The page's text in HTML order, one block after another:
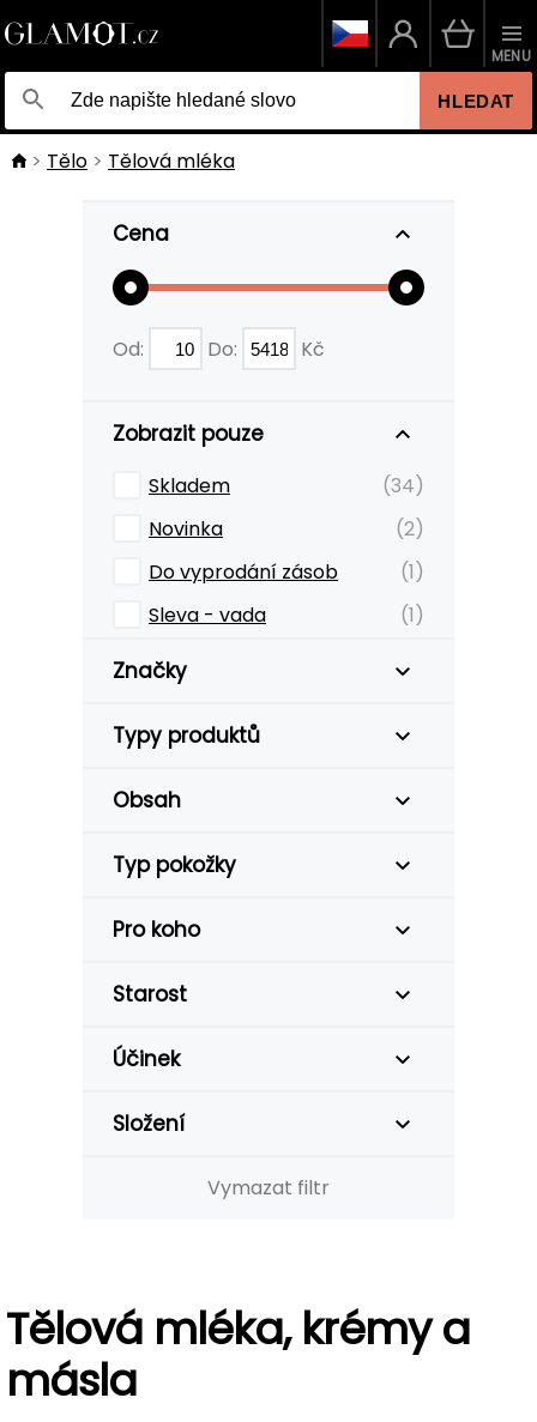
HLEDAT
MENU
Tělo Tělová mléka
Cena
Od: Do: Kč
Zobrazit pouze
Skladem
(34)
Novinka
(2)
Do vyprodání zásob
(1)
Sleva - vada
(1)
Značky
Typy produktů
Obsah
Typ pokožky
Pro koho
Starost
Účinek
Složení
Vymazat filtr
Tělová mléka, krémy a
másla